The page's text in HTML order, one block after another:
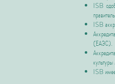
ISB
ISB
(ЕАЭС).
ISB